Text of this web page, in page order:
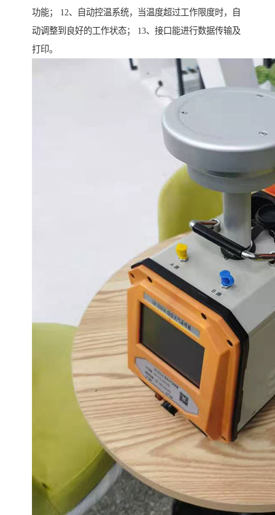
功能； 12、自动控温系统，当温度超过工作限度时，自
动调整到良好的工作状态； 13、接口能进行数据传输及
打印。